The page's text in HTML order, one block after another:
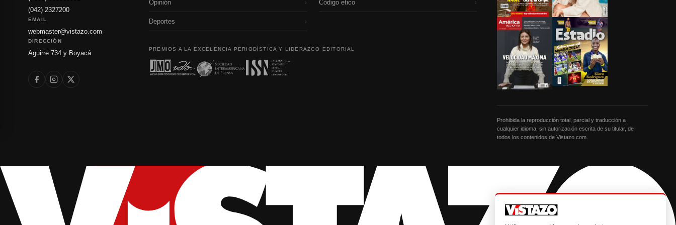
(042) 2327200
EMAIL
webmaster@vistazo.com
DIRECCIÓN
Aguirre 734 y Boyacá
Opinión ›
Deportes ›
Código etico ›
PREMIOS A LA EXCELENCIA PERIODÍSTICA Y LIDERAZGO EDITORIAL
Prohibida la reproducción total, parcial y traducción a
cualquier idioma, sin autorización escrita de su titular, de
todos los contenidos de Vistazo.com.